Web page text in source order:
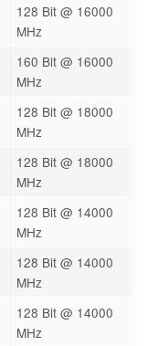
128 Bit @ 16000
MHz
160 Bit @ 16000
MHz
128 Bit @ 18000
MHz
128 Bit @ 18000
MHz
128 Bit @ 14000
MHz
128 Bit @ 14000
MHz
128 Bit @ 14000
MHz